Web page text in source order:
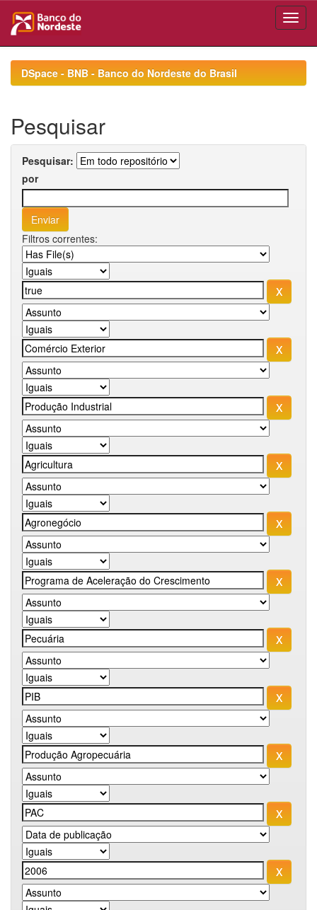
navigationDSpace - BNB - Banco do Nordeste do Brasil
Pesquisar
Pesquisar:
por
Filtros correntes: